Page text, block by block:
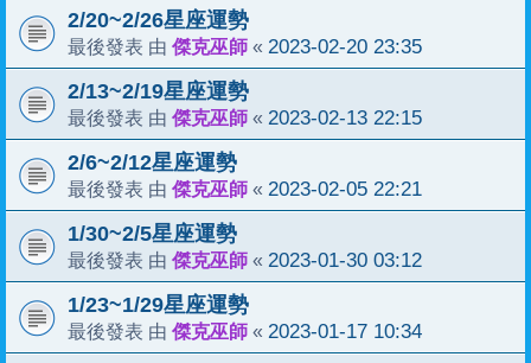
2/20~2/26星座運勢
最後發表 由 傑克巫師 « 2023-02-20 23:35
2/13~2/19星座運勢
最後發表 由 傑克巫師 « 2023-02-13 22:15
2/6~2/12星座運勢
最後發表 由 傑克巫師 « 2023-02-05 22:21
1/30~2/5星座運勢
最後發表 由 傑克巫師 « 2023-01-30 03:12
1/23~1/29星座運勢
最後發表 由 傑克巫師 « 2023-01-17 10:34